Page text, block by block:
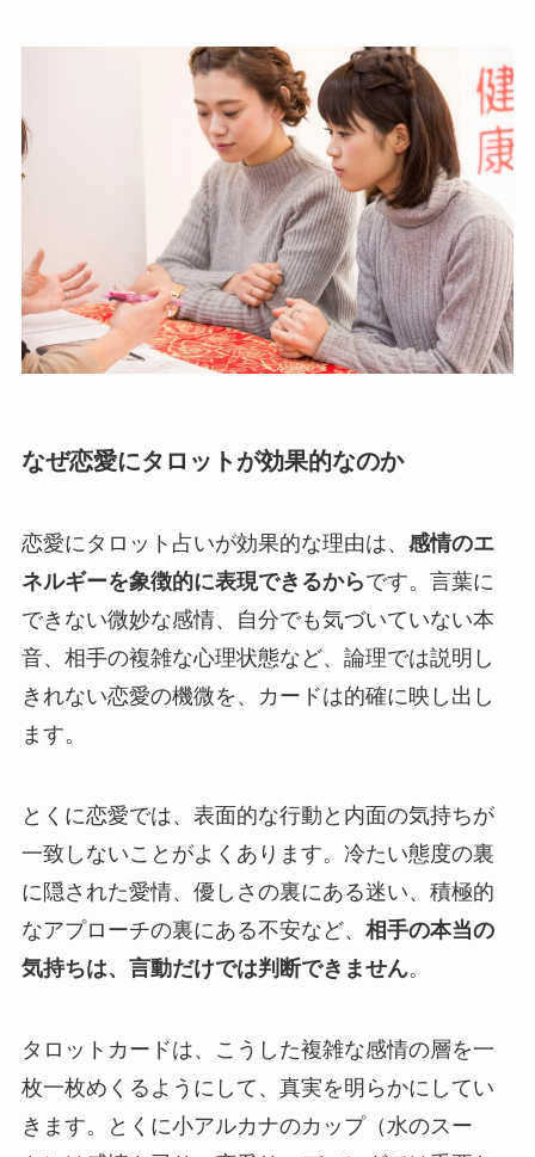
なぜ恋愛にタロットが効果的なのか
恋愛にタロット占いが効果的な理由は、 感情のエ
ネルギーを象徴的に表現できるからです。言葉に
できない微妙な感情、自分でも気づいていない本
音、相手の複雑な心理状態など、論理では説明し
きれない恋愛の機微を、カードは的確に映し出し
ます。
とくに恋愛では、表面的な行動と内面の気持ちが
一致しないことがよくあります。冷たい態度の裏
に隠された愛情、優しさの裏にある迷い、積極的
なアプローチの裏にある不安など、 相手の本当の
気持ちは、言動だけでは判断できません。
タロットカードは、こうした複雑な感情の層を一
枚一枚めくるようにして、真実を明らかにしてい
きます。とくに小アルカナのカップ（水のスー